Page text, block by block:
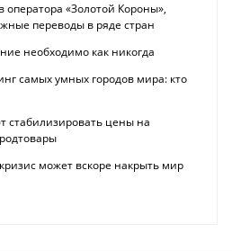
оператора «Золотой Короны»,
переводы в ряде стран
необходимо как никогда
самых умных городов мира: кто
стабилизировать цены на
может вскоре накрыть мир